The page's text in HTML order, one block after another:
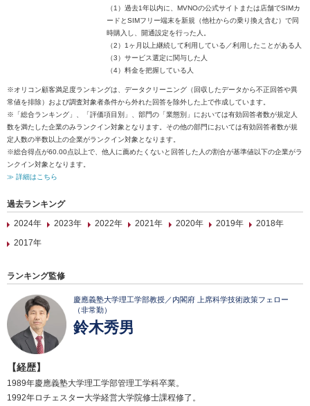
（1）過去1年以内に、MVNOの公式サイトまたは店舗でSIMカ
ードとSIMフリー端末を新規（他社からの乗り換え含む）で同
時購入し、開通設定を行った人。
（2）1ヶ月以上継続して利用している／利用したことがある人
（3）サービス選定に関与した人
（4）料金を把握している人
※オリコン顧客満足度ランキングは、データクリーニング（回収したデータから不正回答や異
常値を排除）および調査対象者条件から外れた回答を除外した上で作成しています。
※「総合ランキング」、「評価項目別」、部門の「業態別」においては有効回答者数が規定人
数を満たした企業のみランクイン対象となります。その他の部門においては有効回答者数が規
定人数の半数以上の企業がランクイン対象となります。
※総合得点が60.00点以上で、他人に薦めたくないと回答した人の割合が基準値以下の企業がラ
ンクイン対象となります。
≫ 詳細はこちら
過去ランキング
2024年
2023年 2022年 2021年 2020年 2019年
2018年
2017年
ランキング監修
慶應義塾大学理工学部教授／内閣府 上席科学技術政策フェロー
（非常勤）
鈴木秀男
【経歴】
1989年慶應義塾大学理工学部管理工学科卒業。
1992年ロチェスター大学経営大学院修士課程修了。